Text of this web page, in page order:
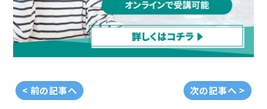
< 前の記事へ 次の記事へ >